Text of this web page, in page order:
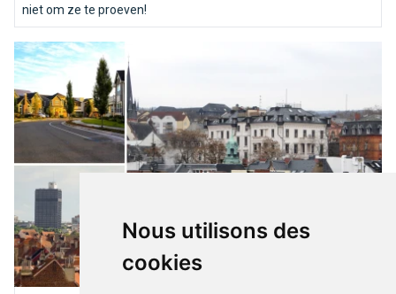
Nous utilisons des
cookies
niet om ze te proeven!
Op romantische citytrip in Brussel?